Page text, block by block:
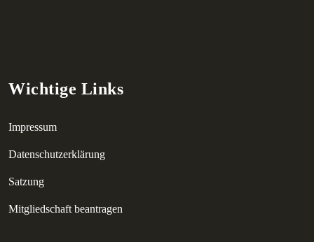
Wichtige Links
Impressum
Datenschutzerklärung
Satzung
Mitgliedschaft beantragen